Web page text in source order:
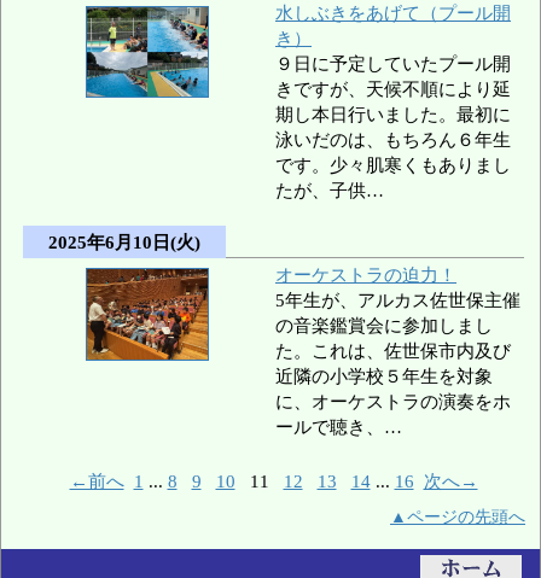
水しぶきをあげて（プール開
き）
９日に予定していたプール開
きですが、天候不順により延
期し本日行いました。最初に
泳いだのは、もちろん６年生
です。少々肌寒くもありまし
たが、子供…
2025年6月10日(火)
オーケストラの迫力！
5年生が、アルカス佐世保主催
の音楽鑑賞会に参加しまし
た。これは、佐世保市内及び
近隣の小学校５年生を対象
に、オーケストラの演奏をホ
ールで聴き、…
←前へ 1 ... 8 9 10 11 12 13 14... 16 次へ→
▲ページの先頭へ